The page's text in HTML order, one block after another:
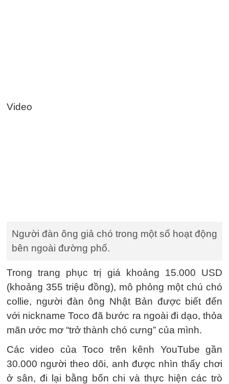
Video
Người đàn ông giả chó trong một số hoạt động
bên ngoài đường phố.
Trong trang phục trị giá khoảng 15.000 USD
(khoảng 355 triệu đồng), mô phỏng một chú chó
collie, người đàn ông Nhật Bản được biết đến
với nickname Toco đã bước ra ngoài đi dạo, thỏa
mãn ước mơ “trở thành chó cưng” của mình.
Các video của Toco trên kênh YouTube gần
30.000 người theo dõi, anh được nhìn thấy chơi
ở sân, đi lại bằng bốn chi và thực hiện các trò